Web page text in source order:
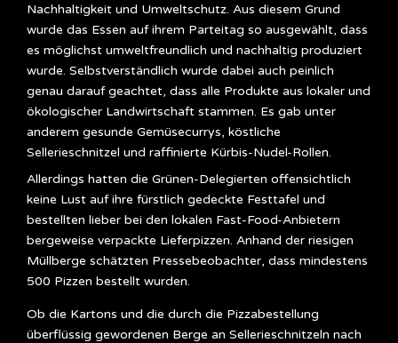
Nachhaltigkeit und Umweltschutz. Aus diesem Grund
wurde das Essen auf ihrem Parteitag so ausgewählt, dass
es möglichst umweltfreundlich und nachhaltig produziert
wurde. Selbstverständlich wurde dabei auch peinlich
genau darauf geachtet, dass alle Produkte aus lokaler und
ökologischer Landwirtschaft stammen. Es gab unter
anderem gesunde Gemüsecurrys, köstliche
Sellerieschnitzel und raffinierte Kürbis-Nudel-Rollen.
Allerdings hatten die Grünen-Delegierten offensichtlich
keine Lust auf ihre fürstlich gedeckte Festtafel und
bestellten lieber bei den lokalen Fast-Food-Anbietern
bergeweise verpackte Lieferpizzen. Anhand der riesigen
Müllberge schätzten Pressebeobachter, dass mindestens
500 Pizzen bestellt wurden.
Ob die Kartons und die durch die Pizzabestellung
überflüssig gewordenen Berge an Sellerieschnitzeln nach